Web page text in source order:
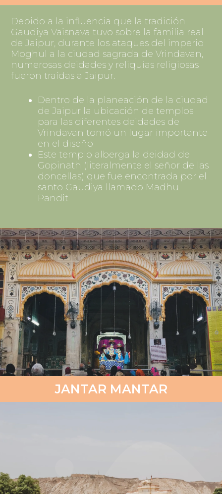
Debido a la influencia que la tradición
Gaudiya Vaisnava tuvo sobre la familia real
de Jaipur, durante los ataques del imperio
Moghul a la ciudad sagrada de Vrindavan,
numerosas deidades y reliquias religiosas
fueron traídas a Jaipur.
Dentro de la planeación de la ciudad
de Jaipur la ubicación de templos
para las diferentes deidades de
Vrindavan tomó un lugar importante
en el diseño
Este templo alberga la deidad de
Gopinath (literalmente el señor de las
doncellas) que fue encontrada por el
santo Gaudiya llamado Madhu
Pandit
JANTAR MANTAR